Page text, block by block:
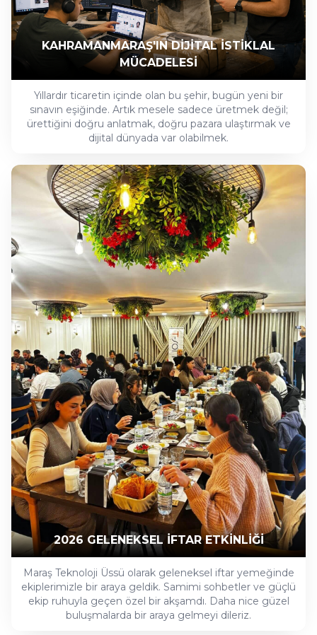
KAHRAMANMARAŞ'IN DİJİTAL İSTİKLAL
MÜCADELESİ
Yıllardır ticaretin içinde olan bu şehir, bugün yeni bir
sınavın eşiğinde. Artık mesele sadece üretmek değil;
ürettiğini doğru anlatmak, doğru pazara ulaştırmak ve
dijital dünyada var olabilmek.
2026 GELENEKSEL İFTAR ETKİNLİĞİ
Maraş Teknoloji Üssü olarak geleneksel iftar yemeğinde
ekiplerimizle bir araya geldik. Samimi sohbetler ve güçlü
ekip ruhuyla geçen özel bir akşamdı. Daha nice güzel
buluşmalarda bir araya gelmeyi dileriz.